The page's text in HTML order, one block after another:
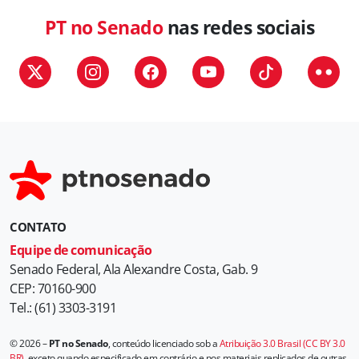
PT no Senadonas redes sociais
CONTATO
Equipe de comunicação
Senado Federal, Ala Alexandre Costa, Gab. 9
CEP: 70160-900
Tel.: (61) 3303-3191
© 2026 –PT no Senado, conteúdo licenciado sob aAtribuição 3.0 Brasil (CC BY 3.0